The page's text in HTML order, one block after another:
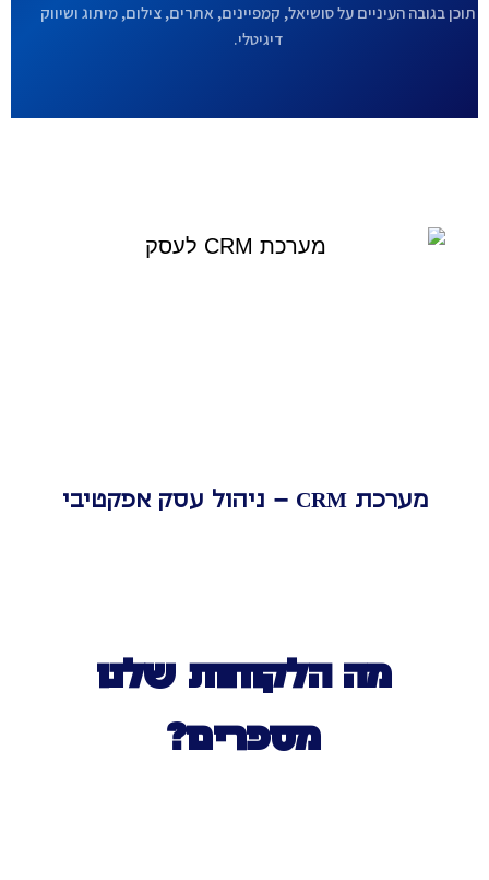
תוכן בגובה העיניים על סושיאל, קמפיינים, אתרים, צילום, מיתוג ושיווק
דיגיטלי.
מערכת CRM – ניהול עסק אפקטיבי
מה הלקוחות שלנו
מספרים?